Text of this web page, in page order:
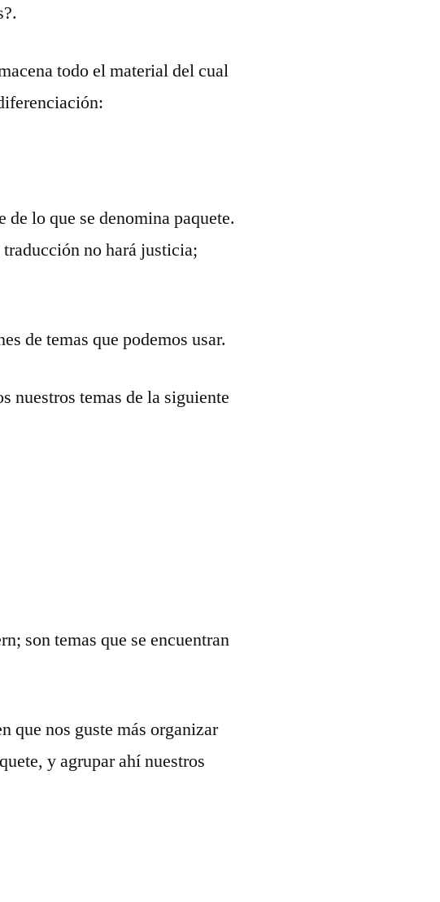
todo el material del cual
lo que se denomina paquete.
no hará justicia;
de temas que podemos usar.
nuestros temas de la siguiente
son temas que se encuentran
que nos guste más organizar
y agrupar ahí nuestros